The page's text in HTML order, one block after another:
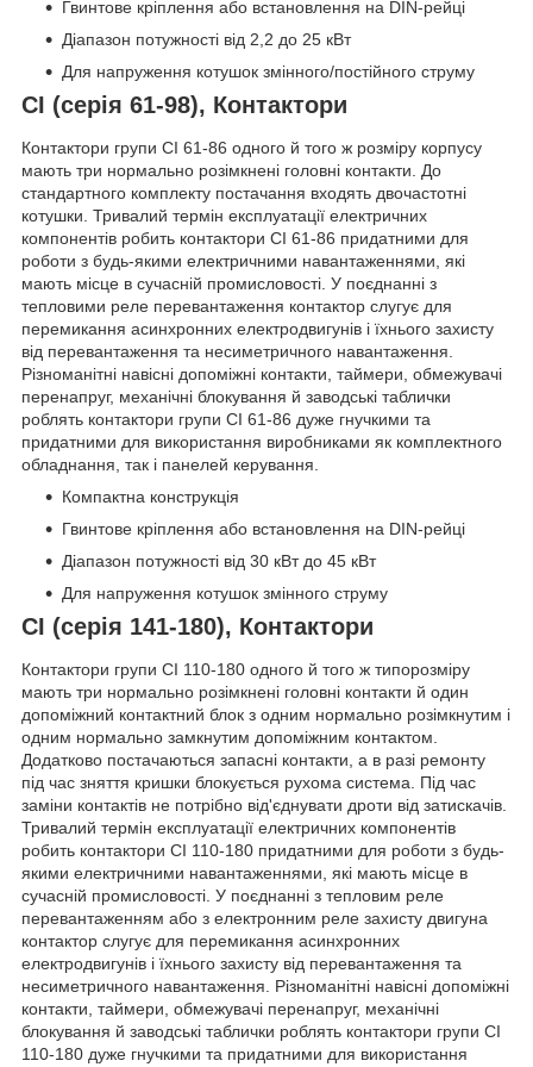
Гвинтове кріплення або встановлення на DIN-рейці
Діапазон потужності від 2,2 до 25 кВт
Для напруження котушок змінного/постійного струму
CI (серія 61-98), Контактори
Контактори групи CI 61-86 одного й того ж розміру корпусу
мають три нормально розімкнені головні контакти. До
стандартного комплекту постачання входять двочастотні
котушки. Тривалий термін експлуатації електричних
компонентів робить контактори CI 61-86 придатними для
роботи з будь-якими електричними навантаженнями, які
мають місце в сучасній промисловості. У поєднанні з
тепловими реле перевантаження контактор слугує для
перемикання асинхронних електродвигунів і їхнього захисту
від перевантаження та несиметричного навантаження.
Різноманітні навісні допоміжні контакти, таймери, обмежувачі
перенапруг, механічні блокування й заводські таблички
роблять контактори групи CI 61-86 дуже гнучкими та
придатними для використання виробниками як комплектного
обладнання, так і панелей керування.
Компактна конструкція
Гвинтове кріплення або встановлення на DIN-рейці
Діапазон потужності від 30 кВт до 45 кВт
Для напруження котушок змінного струму
CI (серія 141-180), Контактори
Контактори групи CI 110-180 одного й того ж типорозміру
мають три нормально розімкнені головні контакти й один
допоміжний контактний блок з одним нормально розімкнутим і
одним нормально замкнутим допоміжним контактом.
Додатково постачаються запасні контакти, а в разі ремонту
під час зняття кришки блокується рухома система. Під час
заміни контактів не потрібно від'єднувати дроти від затискачів.
Тривалий термін експлуатації електричних компонентів
робить контактори CI 110-180 придатними для роботи з будь-
якими електричними навантаженнями, які мають місце в
сучасній промисловості. У поєднанні з тепловим реле
перевантаженням або з електронним реле захисту двигуна
контактор слугує для перемикання асинхронних
електродвигунів і їхнього захисту від перевантаження та
несиметричного навантаження. Різноманітні навісні допоміжні
контакти, таймери, обмежувачі перенапруг, механічні
блокування й заводські таблички роблять контактори групи CI
110-180 дуже гнучкими та придатними для використання